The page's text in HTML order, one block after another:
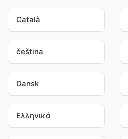
Català
čeština
Dansk
Ελληνικά